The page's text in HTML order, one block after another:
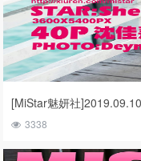
[MiStar魅妍社
3338